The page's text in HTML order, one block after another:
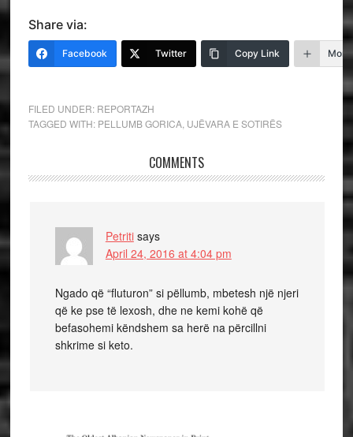
Share via:
Facebook Twitter Copy Link More
FILED UNDER: REPORTAZH
TAGGED WITH: PELLUMB GORICA, UJËVARA E SOTIRËS
COMMENTS
Petriti says
April 24, 2016 at 4:04 pm
Ngado që “fluturon” si pëllumb, mbetesh një njeri
që ke pse të lexosh, dhe ne kemi kohë që
befasohemi këndshem sa herë na përcillni
shkrime si keto.